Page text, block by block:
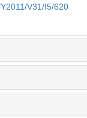
V31/I5/620